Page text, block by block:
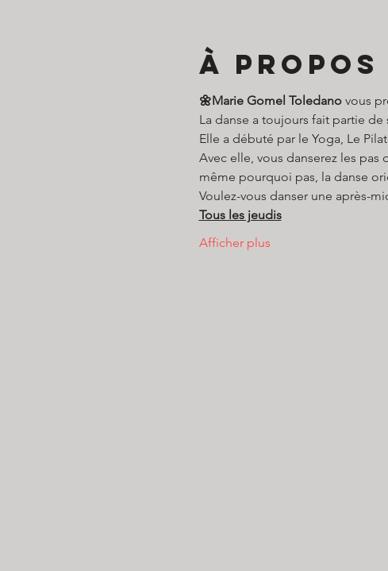
À
🌼Marie Gomel Toledano vous
La danse a toujours fait partie
Elle a débuté par le Yoga, Le
Avec elle, vous danserez les pas
même pourquoi pas, la danse
Voulez-vous danser une après-
Tous les jeudis
Afficher plus